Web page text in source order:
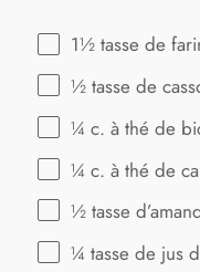
1½ tasse de
½ tasse de
¼ c. à thé de
¼ c. à thé de
½ tasse
¼ tasse de jus